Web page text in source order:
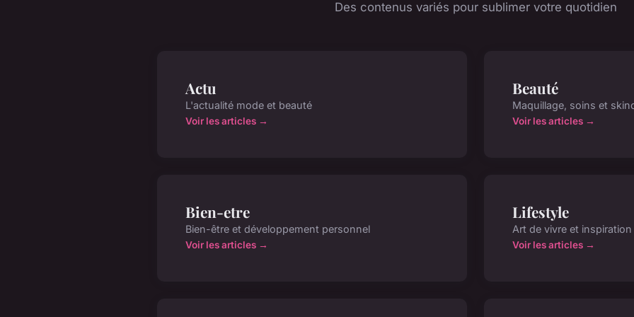
Des contenus variés pour sublimer votre quotidien
Actu
L'actualité mode et beauté
Voir les articles →
Beauté
Maquillage, soins et
Voir les articles →
Bien-etre
Bien-être et développement personnel
Voir les articles →
Lifestyle
Art de vivre et inspiration
Voir les articles →